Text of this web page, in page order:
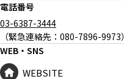
電話番号
03-6387-3444
（緊急連絡先：080-7896-9973）
WEB・SNS
WEBSITE